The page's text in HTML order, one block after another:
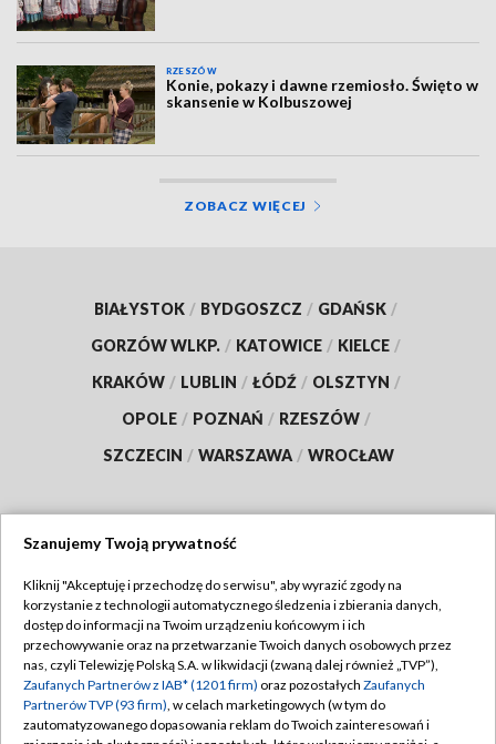
RZESZÓW
Konie, pokazy i dawne rzemiosło. Święto w
skansenie w Kolbuszowej
ZOBACZ WIĘCEJ
BIAŁYSTOK / BYDGOSZCZ / GDAŃSK /
GORZÓW WLKP. / KATOWICE / KIELCE /
KRAKÓW / LUBLIN / ŁÓDŹ / OLSZTYN /
OPOLE / POZNAŃ / RZESZÓW /
SZCZECIN / WARSZAWA / WROCŁAW
TVP
Abonament TVP
Emisja w TVP
Centrum informacji TVP
Regulamin TVP
Polityka prywatności
Moje zgody
Szanujemy Twoją prywatność
Kliknij "Akceptuję i przechodzę do serwisu", aby wyrazić zgody na
korzystanie z technologii automatycznego śledzenia i zbierania danych,
dostęp do informacji na Twoim urządzeniu końcowym i ich
przechowywanie oraz na przetwarzanie Twoich danych osobowych przez
nas, czyli Telewizję Polską S.A. w likwidacji (zwaną dalej również „TVP”),
Zaufanych Partnerów z IAB* (1201 firm) oraz pozostałych Zaufanych
Partnerów TVP (93 firm), w celach marketingowych (w tym do
zautomatyzowanego dopasowania reklam do Twoich zainteresowań i